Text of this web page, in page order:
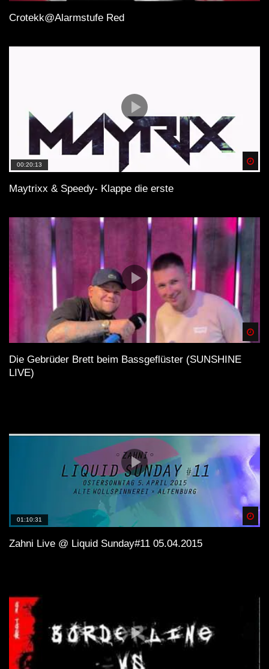
Crotekk@Alarmstufe Red
00:20:13
Maytrixx & Speedy- Klappe die erste
Die Gebrüder Brett beim Bassgeflüster (SUNSHINE
LIVE)
01:10:31
Zahni Live @ Liquid Sunday#11 05.04.2015